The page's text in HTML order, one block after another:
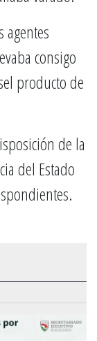
consigo
producto de
de la
del Estado